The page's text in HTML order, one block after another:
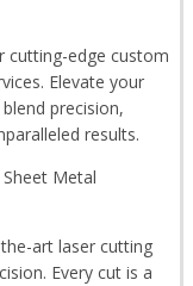
cutting-edge custom
Elevate your
precision,
results.
Metal
art laser cutting
Every cut is a